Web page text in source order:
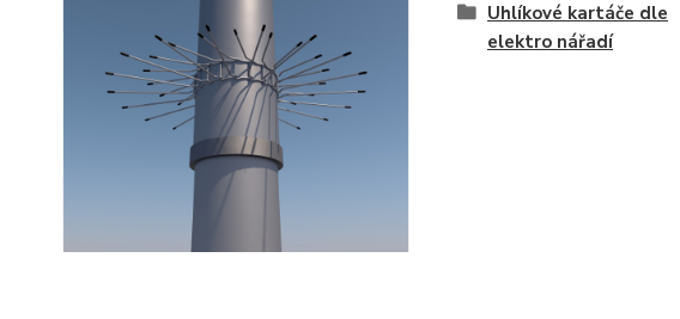
Uhlíkové kartáče dle
elektro nářadí